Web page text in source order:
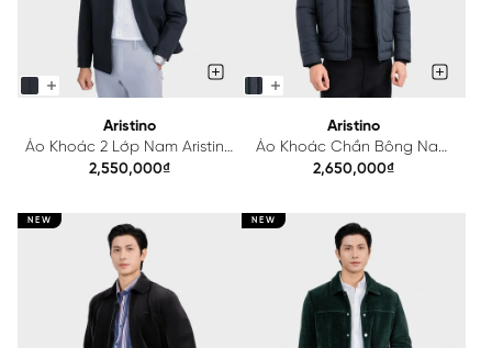
Aristino
Áo Khoác 2 Lớp Nam Aristino
Regular Fit AJK032BS0
2,550,000₫
Aristino
Áo Khoác Chần Bông Nam
Kẻ Aristino Regular Fit
2,650,000₫
NEW NEW